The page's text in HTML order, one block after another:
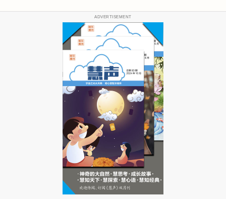
ADVERTISEMENT